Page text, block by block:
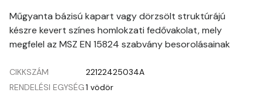
Műgyanta bázisú kapart vagy dörzsölt struktúrájú
készre kevert színes homlokzati fedővakolat, mely
megfelel az MSZ EN 15824 szabvány besorolásainak
CIKKSZÁM
22122425034A
RENDELÉSI EGYSÉG1 vödör